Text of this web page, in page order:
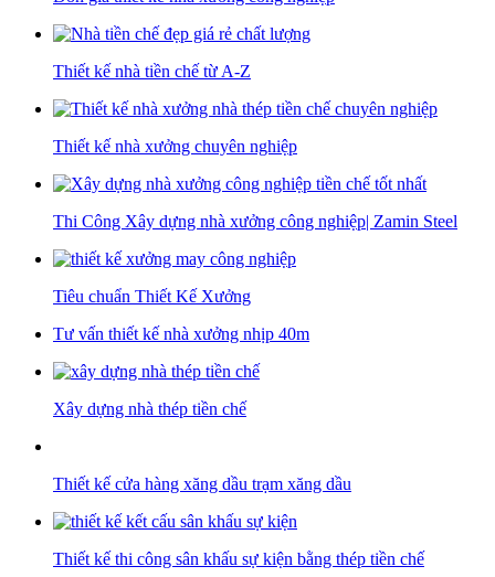
Thiết kế nhà tiền chế từ A-Z
Thiết kế nhà xưởng chuyên nghiệp
Thi Công Xây dựng nhà xưởng công nghiệp| Zamin Steel
Tiêu chuẩn Thiết Kế Xưởng
Tư vấn thiết kế nhà xưởng nhịp 40m
Xây dựng nhà thép tiền chế
Thiết kế cửa hàng xăng dầu trạm xăng dầu
Thiết kế thi công sân khấu sự kiện bằng thép tiền chế